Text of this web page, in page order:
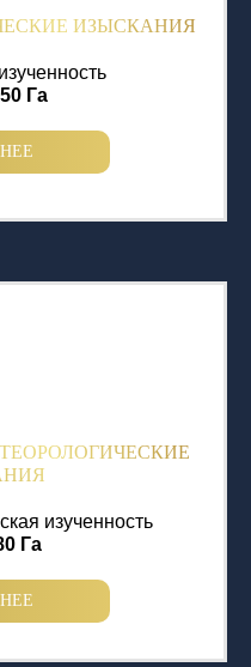
ИЗЫСКАНИЯ
Га
изученность
Га